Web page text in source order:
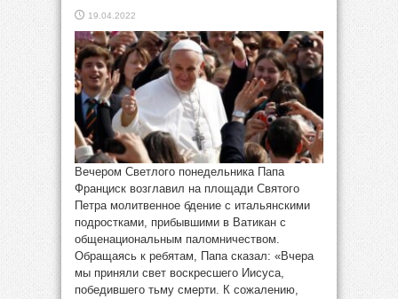
19.04.2022
Вечером Светлого понедельника Папа
Франциск возглавил на площади Святого
Петра молитвенное бдение с итальянскими
подростками, прибывшими в Ватикан с
общенациональным паломничеством.
Обращаясь к ребятам, Папа сказал: «Вчера
мы приняли свет воскресшего Иисуса,
победившего тьму смерти. К сожалению,